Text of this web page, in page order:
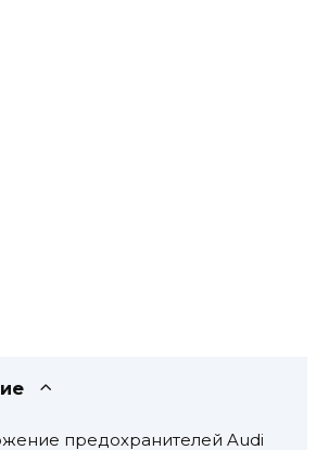
предохранителей Audi